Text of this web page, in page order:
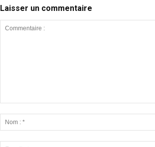
Laisser un commentaire